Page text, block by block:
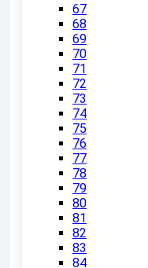
67
68
69
70
71
72
73
74
75
76
77
78
79
80
81
82
83
84